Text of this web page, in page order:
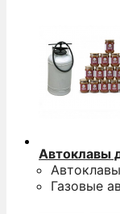
Автоклавы
Газовые